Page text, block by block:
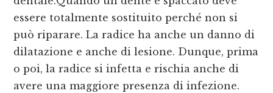
essere totalmente sostituito perché non si
può riparare. La radice ha anche un danno di
dilatazione e anche di lesione. Dunque, prima
o poi, la radice si infetta e rischia anche di
avere una maggiore presenza di infezione.